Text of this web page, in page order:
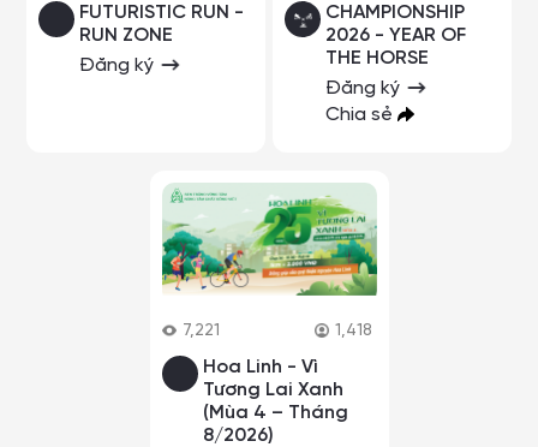
FUTURISTIC RUN -
RUN ZONE
Đăng ký
CHAMPIONSHIP
2026 - YEAR OF
THE HORSE
Đăng ký
Chia sẻ
7,221 1,418
Hoa Linh - Vì
Tương Lai Xanh
(Mùa 4 – Tháng
8/2026)